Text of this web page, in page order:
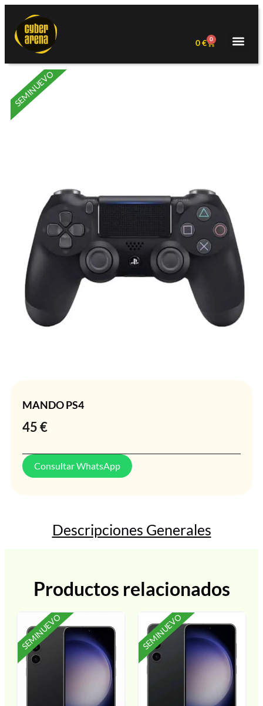
0€ 0
SEMINUEVO
MANDO PS4
45€
Consultar WhatsApp
Descripciones Generales
Productos relacionados
SEMINUEVO SEMINUEVO